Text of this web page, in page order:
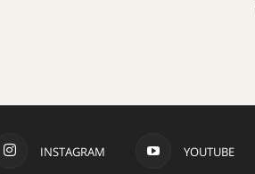
INSTAGRAM YOUTUBE